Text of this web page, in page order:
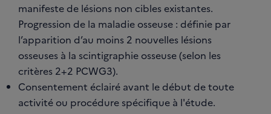
manifeste de lésions non cibles existantes.
Progression de la maladie osseuse : définie par
l’apparition d’au moins 2 nouvelles lésions
osseuses à la scintigraphie osseuse (selon les
critères 2+2 PCWG3).
Consentement éclairé avant le début de toute
activité ou procédure spécifique à l'étude.